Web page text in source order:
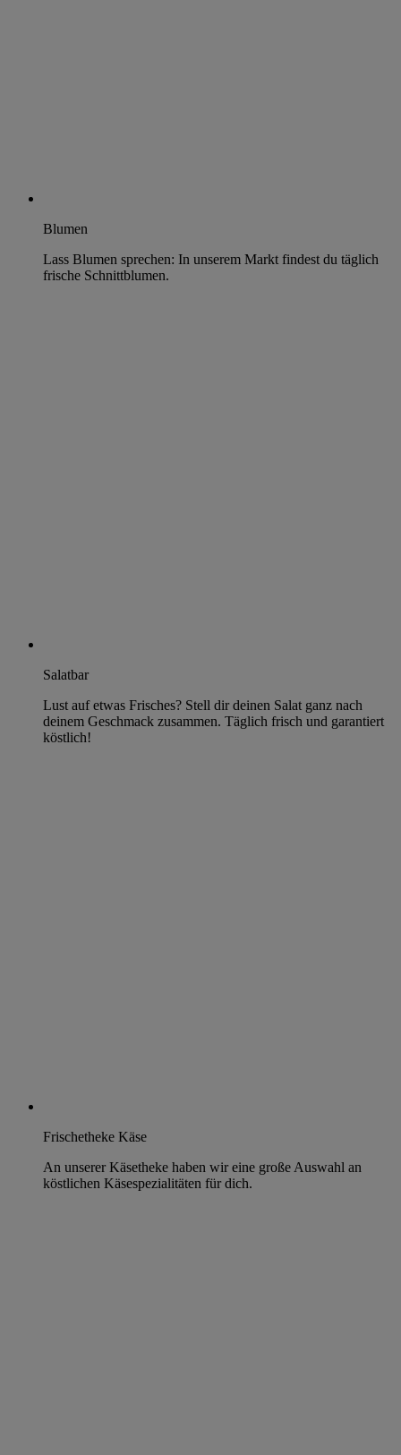
Blumen
Lass Blumen sprechen: In unserem Markt findest du täglich
frische Schnittblumen.
Salatbar
Lust auf etwas Frisches? Stell dir deinen Salat ganz nach
deinem Geschmack zusammen. Täglich frisch und garantiert
köstlich!
Frischetheke Käse
An unserer Käsetheke haben wir eine große Auswahl an
köstlichen Käsespezialitäten für dich.